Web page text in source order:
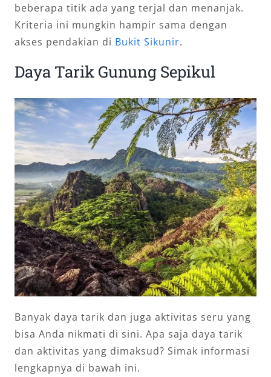
beberapa titik ada yang terjal dan menanjak.
Kriteria ini mungkin hampir sama dengan
akses pendakian di Bukit Sikunir.
Daya Tarik Gunung Sepikul
Banyak daya tarik dan juga aktivitas seru yang
bisa Anda nikmati di sini. Apa saja daya tarik
dan aktivitas yang dimaksud? Simak informasi
lengkapnya di bawah ini.